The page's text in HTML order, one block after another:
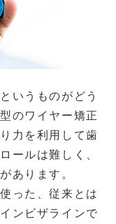
いうものがどう
のワイヤー矯正
力を利用して歯
ールは難しく、
あります。
った、従来とは
ンビザラインで